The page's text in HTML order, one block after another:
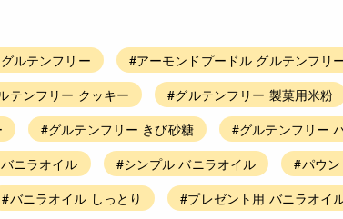
ルテンフリー #アーモンドプードル グルテンフリ
テンフリー クッキー #グルテンフリー 製菓用米粉
#グルテンフリー きび砂糖 #グルテンフリー
ニラオイル #シンプル バニラオイル #パウ
#バニラオイル しっとり #プレゼント用 バニラオイ